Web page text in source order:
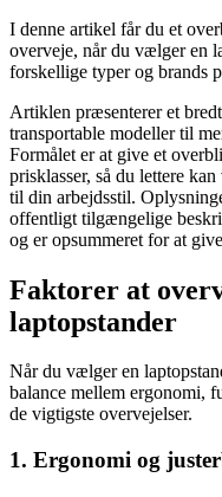
I denne artikel får du et
overveje, når du vælger en
forskellige typer og brands
Artiklen præsenterer et
transportable modeller til
Formålet er at give et
prisklasser, så du lettere
til din arbejdsstil.
offentligt tilgængelige
og er opsummeret for at
Faktorer at
laptopstander
Når du vælger en
balance mellem ergonomi,
de vigtigste overvejelser.
1. Ergonomi og